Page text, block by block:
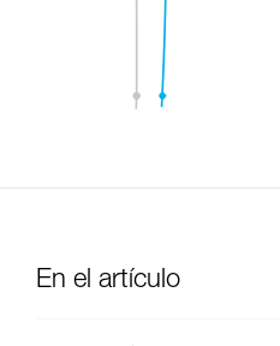
En el artículo